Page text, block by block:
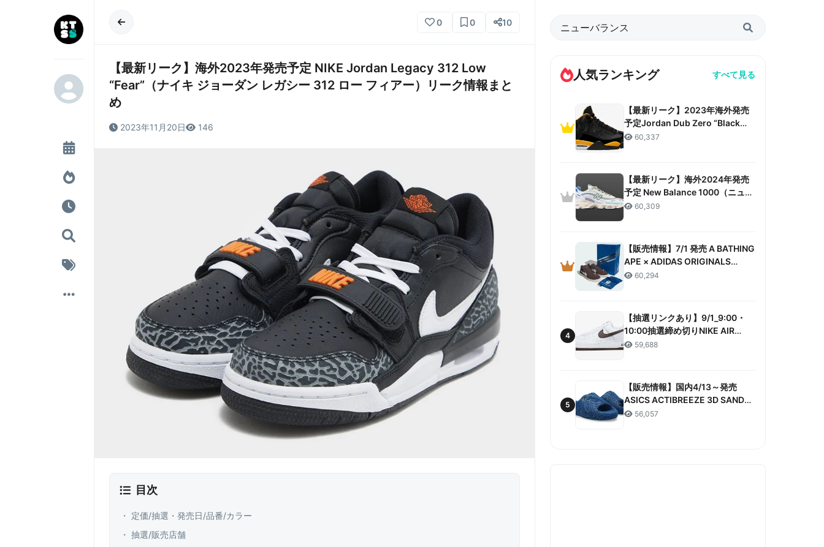
0 0 10
【最新リーク】海外2023年発売予定 NIKE Jordan Legacy 312 Low
“Fear”（ナイキ ジョーダン レガシー 312 ロー フィアー）リーク情報まと
め
2023年11月20日 146
目次
・ 定価/抽選・発売日/品番/カラー
・ 抽選/販売店舗
人気ランキング すべて見る
【最新リーク】2023年海外発売
予定Jordan Dub Zero “Black
Taxi”リーク情報まとめ
60,337
【最新リーク】海外2024年発売
予定 New Balance 1000（ニュー
バランス 1000）リーク情報まと
60,309
【販売情報】7/1 発売 A BATHING
APE × ADIDAS ORIGINALS
CAMPUS 80S “30TH
60,294
4
【抽選リンクあり】9/1_9:00・
10:00抽選締め切りNIKE AIR
FORCE 1 LOW RETRO COLOR
59,688
5
【販売情報】国内4/13～発売
ASICS ACTIBREEZE 3D SANDAL
“MAKO BLUE” 販売/定価/店舗ま
56,057